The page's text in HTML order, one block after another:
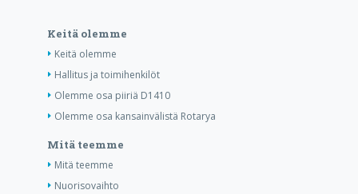
Keitä olemme
Keitä olemme
Hallitus ja toimihenkilöt
Olemme osa piiriä D1410
Olemme osa kansainvälistä Rotarya
Mitä teemme
Mitä teemme
Nuorisovaihto